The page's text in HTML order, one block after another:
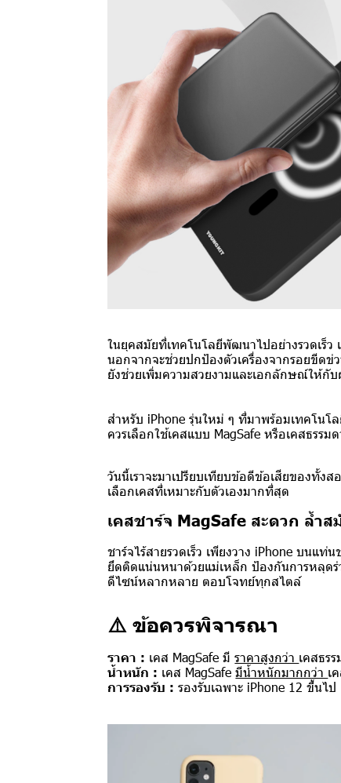
ในยุคสมัยที่เทคโนโลยีพัฒนาไปอย่างรวดเร็
นอกจากจะช่วยปกป้องตัวเครื่องจากรอยขีดข่
ยังช่วยเพิ่มความสวยงามและเอกลักษณ์ให้กั
สำหรับ iPhone รุ่นใหม่ ๆ ที่มาพร้อมเทคโนโ
ควรเลือกใช้เคสแบบ MagSafe หรือเคสธรรม
วันนี้เราจะมาเปรียบเทียบข้อดีข้อเสียของทั้ง
เลือกเคสที่เหมาะกับตัวเองมากที่สุด
เคสชาร์จ MagSafe สะดวก ล้ำส
ชาร์จไร้สายรวดเร็ว เพียงวาง iPhone บนแท่น
ยึดติดแน่นหนาด้วยแม่เหล็ก ป้องกันการหลุดร่
ดีไซน์หลากหลาย ตอบโจทย์ทุกสไตล์
⚠️ ข้อควรพิจารณา
ราคา : เคส MagSafe มีราคาสูงกว่า เคสธร
น้ำหนัก : เคส MagSafeมีน้ำหนักมากกว่า เ
การรองรับ : รองรับเฉพาะ iPhone 12 ขึ้นไป